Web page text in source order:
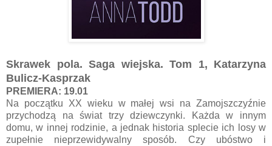
Skrawek pola. Saga wiejska. Tom 1, Katarzyna
Bulicz-Kasprzak
PREMIERA: 19.01
Na początku XX wieku w małej wsi na Zamojszczyźnie
przychodzą na świat trzy dziewczynki. Każda w innym
domu, w innej rodzinie, a jednak historia splecie ich losy w
zupełnie nieprzewidywalny sposób. Czy ubóstwo i